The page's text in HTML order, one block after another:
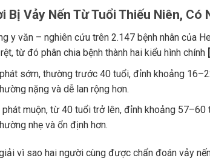
Bị Vảy Nến Từ Tuổi Thiếu Niên,
y văn – nghiên cứu trên 2.147 bệnh nhân của
từ đó phân chia bệnh thành hai kiểu hình chính
sớm, thường trước 40 tuổi, đỉnh khoảng
nặng và dễ lan rộng hơn.
muộn, từ 40 tuổi trở lên, đỉnh khoảng
nhẹ và ổn định hơn.
vì sao hai người cùng được chẩn đoán vảy